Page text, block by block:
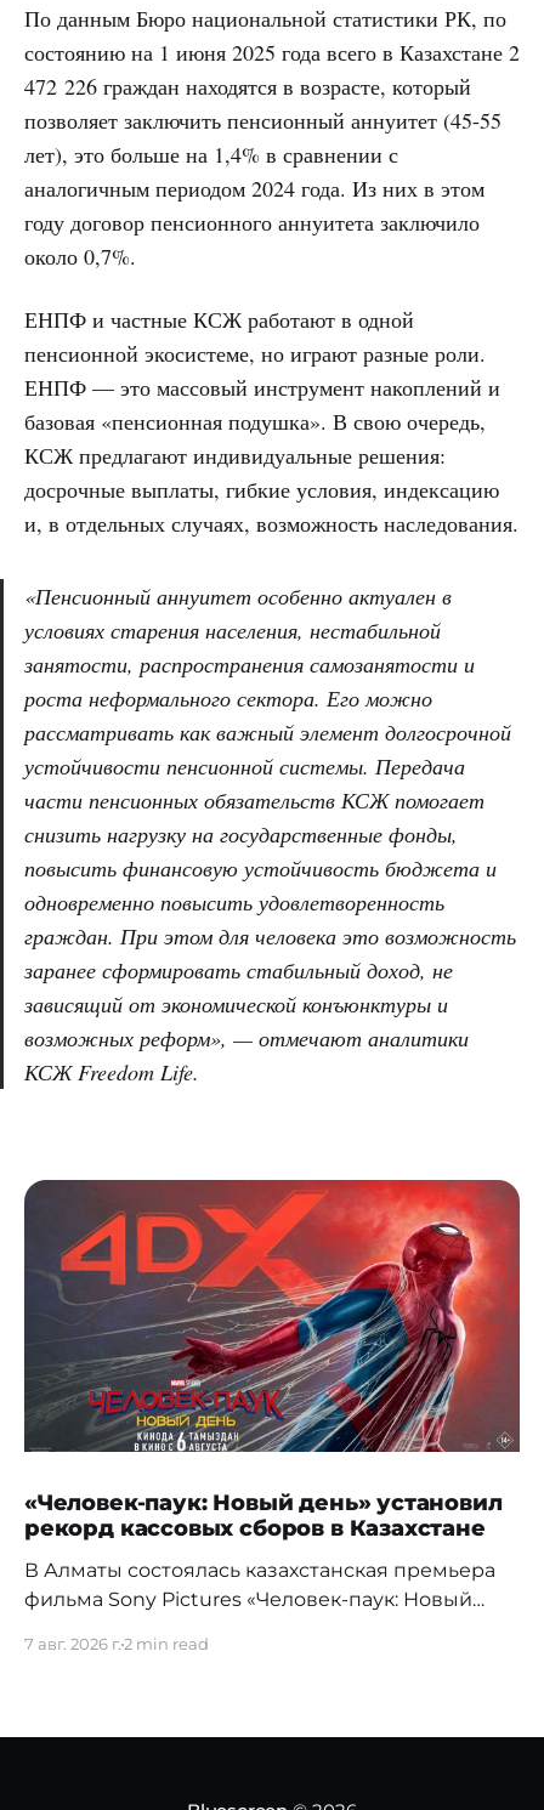
По данным Бюро национальной статистики РК, по
состоянию на 1 июня 2025 года всего в Казахстане 2
472 226 граждан находятся в возрасте, который
позволяет заключить пенсионный аннуитет (45-55
лет), это больше на 1,4% в сравнении с
аналогичным периодом 2024 года. Из них в этом
году договор пенсионного аннуитета заключило
около 0,7%.
ЕНПФ и частные КСЖ работают в одной
пенсионной экосистеме, но играют разные роли.
ЕНПФ — это массовый инструмент накоплений и
базовая «пенсионная подушка». В свою очередь,
КСЖ предлагают индивидуальные решения:
досрочные выплаты, гибкие условия, индексацию
и, в отдельных случаях, возможность наследования.
«Пенсионный аннуитет особенно актуален в
условиях старения населения, нестабильной
занятости, распространения самозанятости и
роста неформального сектора. Его можно
рассматривать как важный элемент долгосрочной
устойчивости пенсионной системы. Передача
части пенсионных обязательств КСЖ помогает
снизить нагрузку на государственные фонды,
повысить финансовую устойчивость бюджета и
одновременно повысить удовлетворенность
граждан. При этом для человека это возможность
заранее сформировать стабильный доход, не
зависящий от экономической конъюнктуры и
возможных реформ», — отмечают аналитики
КСЖ Freedom Life.
«Человек-паук: Новый день» установил
рекорд кассовых сборов в Казахстане
В Алматы состоялась казахстанская премьера
фильма Sony Pictures «Человек-паук: Новый
установила новый абсолютный рекорд
августа в кинотеатре Chaplin Cinemas в ТРЦ
приключение Питера Паркера после
7 авг. 2026 г.2 min read